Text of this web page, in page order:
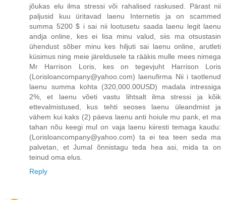
jõukas elu ilma stressi või rahalised raskused. Pärast nii
paljusid kuu üritavad laenu Internetis ja on scammed
summa 5200 $ i sai nii lootusetu saada laenu legit laenu
andja online, kes ei lisa minu valud, siis ma otsustasin
ühendust sõber minu kes hiljuti sai laenu online, arutleti
küsimus ning meie järeldusele ta rääkis mulle mees nimega
Mr Harrison Loris, kes on tegevjuht Harrison Loris
(Lorisloancompany@yahoo.com) laenufirma Nii i taotlenud
laenu summa kohta (320,000.00USD) madala intressiga
2%, et laenu võeti vastu lihtsalt ilma stressi ja kõik
ettevalmistused, kus tehti seoses laenu üleandmist ja
vähem kui kaks (2) päeva laenu anti hoiule mu pank, et ma
tahan nõu keegi mul on vaja laenu kiiresti temaga kaudu:
(Lorisloancompany@yahoo.com) ta ei tea teen seda ma
palvetan, et Jumal õnnistagu teda hea asi, mida ta on
teinud oma elus.
Reply